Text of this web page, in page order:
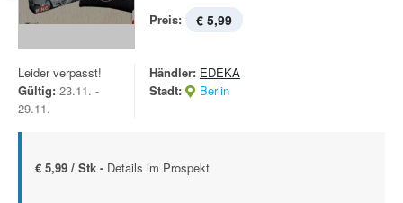
Preis: € 5,99
Leider verpasst!
Gültig: 23.11. -
29.11.
Händler: EDEKA
Stadt:
Berlin
€ 5,99 / Stk - Details im Prospekt